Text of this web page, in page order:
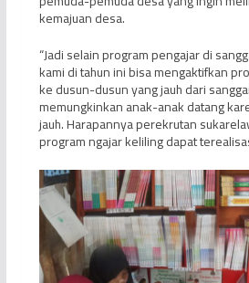
kemajuan desa.
“Jadi selain program pengajar di
kami di tahun ini bisa mengaktifkan
ke dusun-dusun yang jauh dari
memungkinkan anak-anak datang
jauh. Harapannya perekrutan
program ngajar keliling dapat